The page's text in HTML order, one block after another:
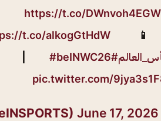
https://t.co/DWnvoh4EGW
t.co/alkogGtHdW
#FIFAWorldCup2026
#beINWC26
pic.twitter.com/
June 17, 2026